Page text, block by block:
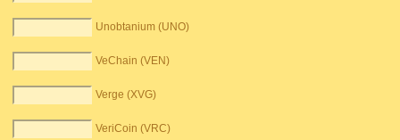
Unobtanium (UNO)
VeChain (VEN)
Verge (XVG)
VeriCoin (VRC)